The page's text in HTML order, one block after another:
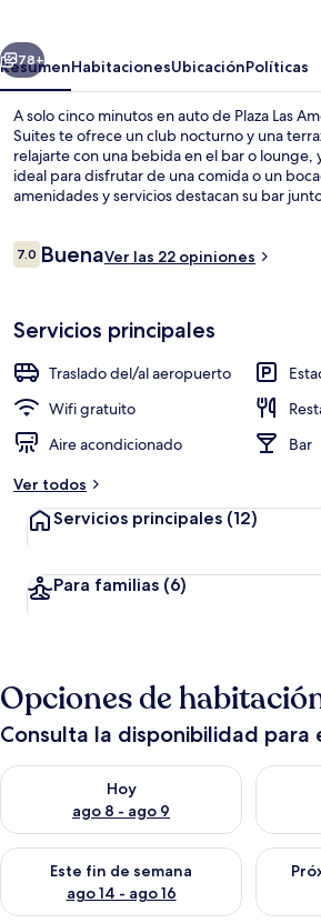
Siguiente
78+
ResumenHabitacionesUbicaciónPolíticas
A solo cinco minutos en auto de Plaza Las
Suites te ofrece un club nocturno y una
relajarte con una bebida en el bar o lounge,
ideal para disfrutar de una comida o un
amenidades y servicios destacan su bar
Opiniones
7.07.0 de 10,
BuenaVer las 22 opiniones
Servicios principales
Traslado del/al aeropuerto
Wifi gratuito
Aire acondicionado
Bar
Ver todos
Servicios principales (12)
Para familias (6)
Opciones de
Consulta la disponibilidad para
Hoy
ago 8 - ago 9
Consulta la disponibilidad para hoy ago
Este fin de semana
ago 14 - ago 16
Consulta la disponibilidad para este fin